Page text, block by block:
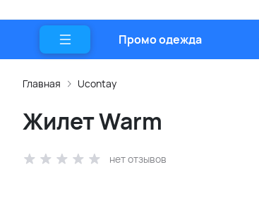
Промо одежда
Главная Ucontay
Жилет Warm
нет отзывов